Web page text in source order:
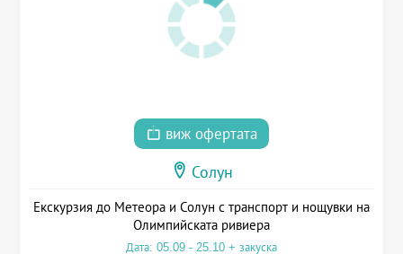
виж офертата
Солун
Екскурзия до Метеора и Солун с транспорт и нощувки на
Олимпийската ривиера
Дата: 05.09 - 25.10 + закуска